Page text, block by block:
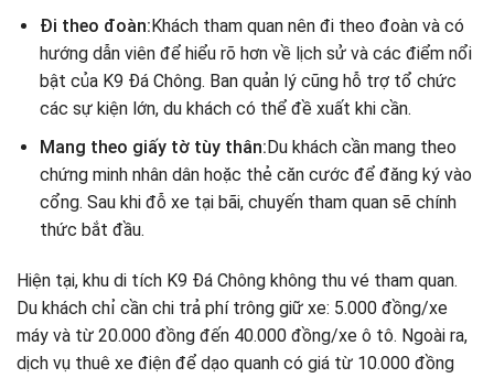
Đi theo đoàn: Khách tham quan nên đi theo đoàn và có
hướng dẫn viên để hiểu rõ hơn về lịch sử và các điểm nổi
bật của K9 Đá Chông. Ban quản lý cũng hỗ trợ tổ chức
các sự kiện lớn, du khách có thể đề xuất khi cần.
Mang theo giấy tờ tùy thân:Du khách cần mang theo
chứng minh nhân dân hoặc thẻ căn cước để đăng ký vào
cổng. Sau khi đỗ xe tại bãi, chuyến tham quan sẽ chính
thức bắt đầu.
Hiện tại, khu di tích K9 Đá Chông không thu vé tham quan.
Du khách chỉ cần chi trả phí trông giữ xe: 5.000 đồng/xe
máy và từ 20.000 đồng đến 40.000 đồng/xe ô tô. Ngoài ra,
dịch vụ thuê xe điện để dạo quanh có giá từ 10.000 đồng